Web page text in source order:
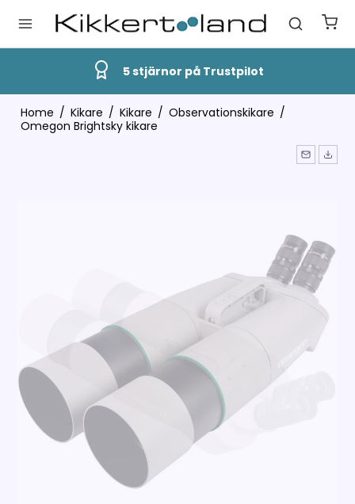
Snabb Leverans
Home / Kikare / Kikare / Observationskikare /
Omegon Brightsky kikare